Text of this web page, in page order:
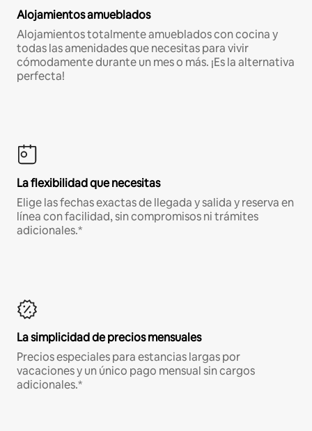
Alojamientos amueblados
Alojamientos totalmente amueblados con cocina y
todas las amenidades que necesitas para vivir
cómodamente durante un mes o más. ¡Es la alternativa
perfecta!
La flexibilidad que necesitas
Elige las fechas exactas de llegada y salida y reserva en
línea con facilidad, sin compromisos ni trámites
adicionales.*
La simplicidad de precios mensuales
Precios especiales para estancias largas por
vacaciones y un único pago mensual sin cargos
adicionales.*